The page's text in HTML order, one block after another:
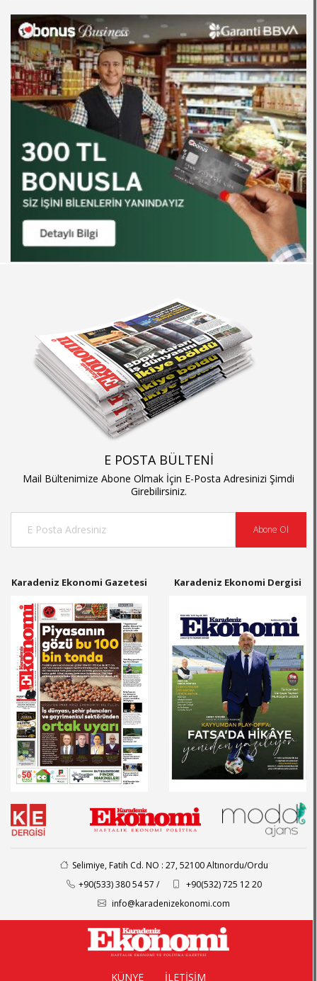
E POSTA BÜLTENİ
Mail Bültenimize Abone Olmak İçin E-Posta Adresinizi Şimdi
Girebilirsiniz.
Abone Ol
Karadeniz Ekonomi Gazetesi Karadeniz Ekonomi Dergisi
Selimiye, Fatih Cd. NO : 27, 52100 Altınordu/Ordu
+90(533) 380 54 57 /
+90(532) 725 12 20
info@karadenizekonomi.com
KÜNYE İLETİŞİM